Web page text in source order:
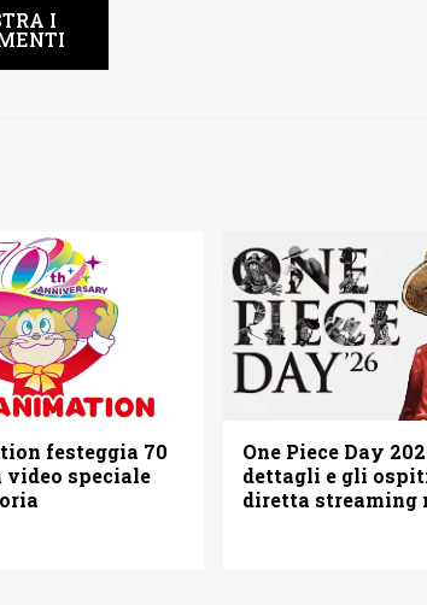
I
festeggia 70
video speciale
One Piece Day
dettagli e gli
diretta streaming